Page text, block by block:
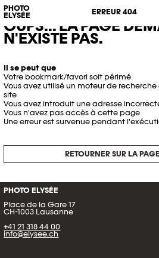
PHOTO
ELYSÉE
ERREUR 404
OUPS... LA PAGE
N'EXISTE PAS.
Il se peut que
Votre bookmark/favori soit périmé
Vous avez utilisé un moteur de
site
Vous avez introduit une adresse
Vous n'avez pas accès à cette page
Une erreur est survenue pendant
RETOURNER SUR LA
PHOTO ELYSÉE
Place de la Gare 17
CH-1003 Lausanne
+41 21 318 44 00
info@elysee.ch